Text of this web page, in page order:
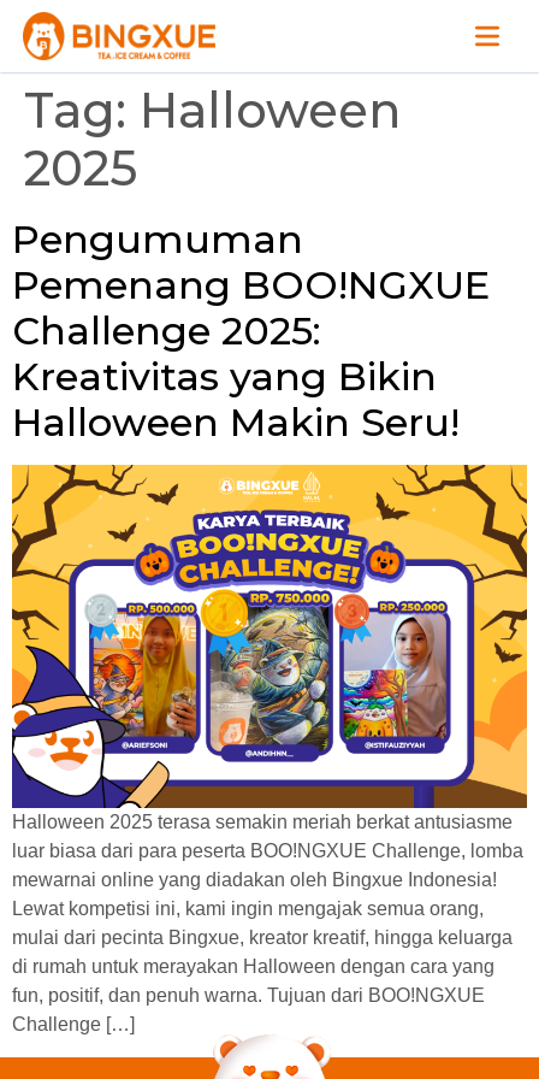
Tag: Halloween
2025
Pengumuman
Pemenang BOO!NGXUE
Challenge 2025:
Kreativitas yang Bikin
Halloween Makin Seru!
Halloween 2025 terasa semakin meriah berkat antusiasme
luar biasa dari para peserta BOO!NGXUE Challenge, lomba
mewarnai online yang diadakan oleh Bingxue Indonesia!
Lewat kompetisi ini, kami ingin mengajak semua orang,
mulai dari pecinta Bingxue, kreator kreatif, hingga keluarga
di rumah untuk merayakan Halloween dengan cara yang
fun, positif, dan penuh warna. Tujuan dari BOO!NGXUE
Challenge […]